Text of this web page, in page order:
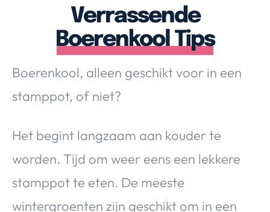
Over Valerie
De Top 5
VALERIE'S CHOICE
Travel
Lifestyle
Verrassende
Boerenkool Tips
Boerenkool, alleen geschikt voor in een
stamppot, of niet?
Het begint langzaam aan kouder te
worden. Tijd om weer eens een lekkere
stamppot te eten. De meeste
wintergroenten zijn geschikt om in een